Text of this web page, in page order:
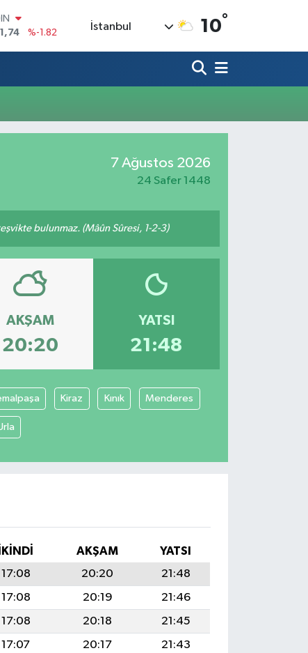
%-1.82
%0.19
İstanbul 10°
7 Ağustos 2026
24 Safer 1448
bulunmaz. (Mâûn Sûresi, 1-2-3)
AKŞAM
20:20
YATSI
21:48
Kiraz Kınık Menderes
İKINDI AKŞAM
YATSI
17:08 20:20
21:48
17:08 20:19
21:46
17:08 20:18
21:45
17:07 20:17 21:43